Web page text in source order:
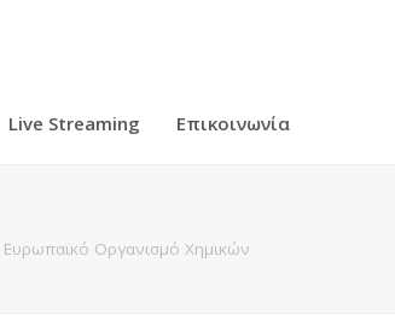
Live Streaming Επικοινωνία
Οργανισμό Χημικών